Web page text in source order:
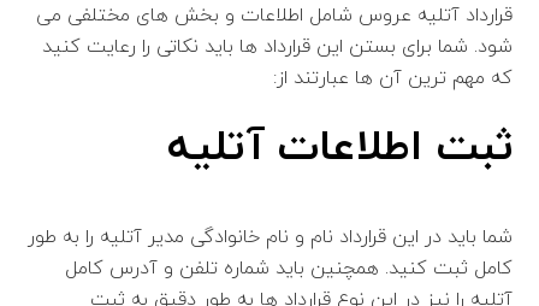
قرارداد آتلیه عروس شامل اطلاعات و بخش های مختلفی می
شود. شما برای بستن این قرارداد ها باید نکاتی را رعایت کنید
که مهم ترین آن ها عبارتند از:
ثبت اطلاعات آتلیه
شما باید در این قرارداد نام و نام خانوادگی مدیر آتلیه را به طور
کامل ثبت کنید. همچنین باید شماره تلفن و آدرس کامل
آتلیه را نیز در این نوع قرارداد ها به طور دقیق به ثبت